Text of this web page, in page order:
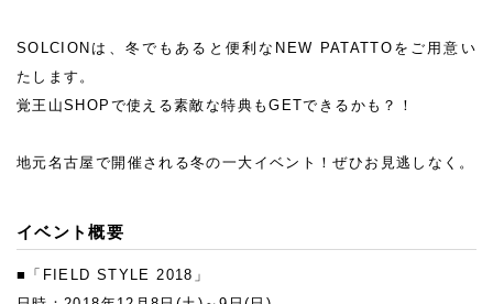
SOLCIONは、冬でもあると便利なNEW PATATTOをご用意い
たします。
覚王山SHOPで使える素敵な特典もGETできるかも？！
地元名古屋で開催される冬の一大イベント！ぜひお見逃しなく。
イベント概要
■「FIELD STYLE 2018」